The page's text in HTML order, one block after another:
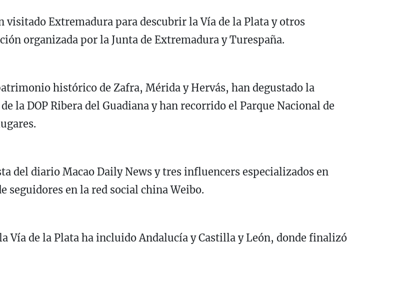
visitado Extremadura para descubrir la Vía de la Plata y otros
organizada por la Junta de Extremadura y Turespaña.
histórico de Zafra, Mérida y Hervás, han degustado la
la DOP Ribera del Guadiana y han recorrido el Parque Nacional de
del diario Macao Daily News y tres influencers especializados en
en la red social china Weibo.
Vía de la Plata ha incluido Andalucía y Castilla y León, donde finalizó